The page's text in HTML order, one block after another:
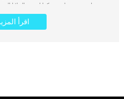
ورم او عدوى خطيرة. كما ان نمو الخلايا
للكلاب أمر منتشر وشائع الحدوث. تختلف هذه
بيضاء أو سمراء أو رمادية اللون. اقرأ ايضا: صديد
أن تكون بطيئة النمو أو تتطور بسرعة ويمكن أن
اقرأ